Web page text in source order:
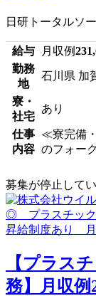
日研トータルソ
給与 月収例
勤務
地
石川県 加
寮・
社宅
あり
仕事
内容
≪寮完備
のフォー
募集が停止して
【プラス
務】月収例